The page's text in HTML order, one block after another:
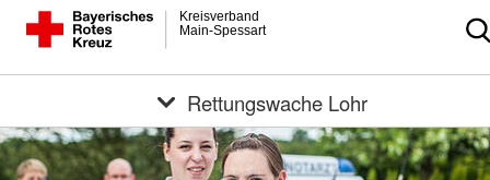
Main-Spessart
Kreisverband
Rettungswache Lohr